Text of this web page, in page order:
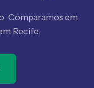
Comparamos em
Recife.